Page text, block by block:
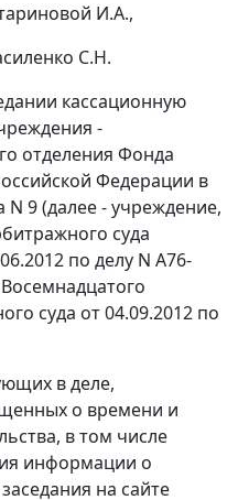
И.А.,
С.Н.
кассационную
-
отделения Фонда
Федерации в
9 (далее - учреждение,
суда
по делу N А76-
Восемнадцатого
суда от 04.09.2012 по
в деле,
о времени и
в том числе
информации о
на сайте